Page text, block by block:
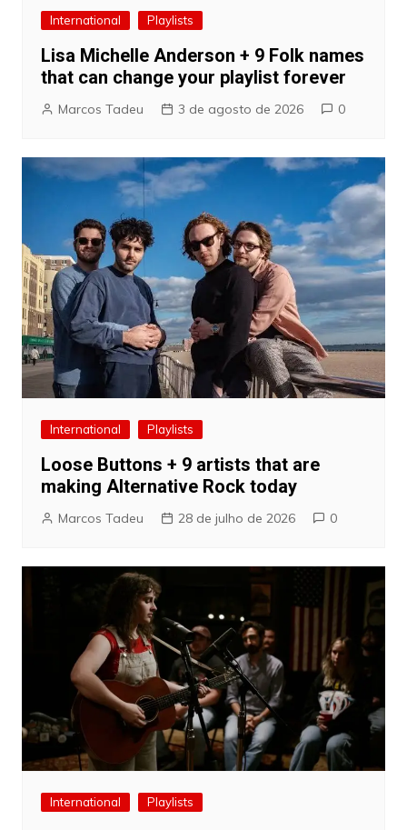
International Playlists
Lisa Michelle Anderson + 9 Folk names
that can change your playlist forever
Marcos Tadeu 3 de agosto de 2026 0
International Playlists
Loose Buttons + 9 artists that are
making Alternative Rock today
Marcos Tadeu 28 de julho de 2026 0
International Playlists